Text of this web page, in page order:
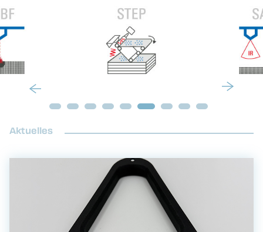
Aktuelles